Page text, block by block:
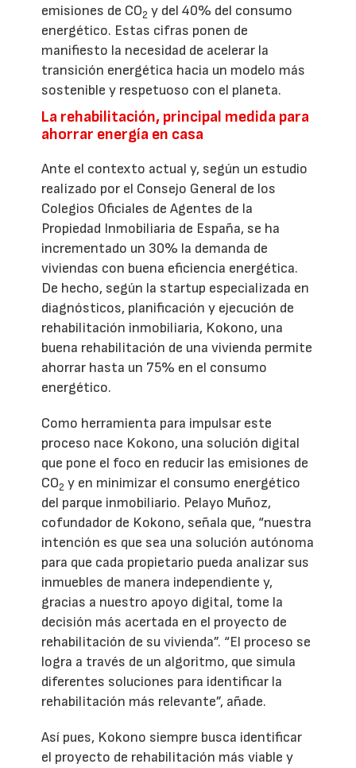
emisiones de CO2 y del 40% del consumo
energético. Estas cifras ponen de
manifiesto la necesidad de acelerar la
transición energética hacia un modelo más
sostenible y respetuoso con el planeta.
La rehabilitación, principal medida para
ahorrar energía en casa
Ante el contexto actual y, según un estudio
realizado por el Consejo General de los
Colegios Oficiales de Agentes de la
Propiedad Inmobiliaria de España, se ha
incrementado un 30% la demanda de
viviendas con buena eficiencia energética.
De hecho, según la startup especializada en
diagnósticos, planificación y ejecución de
rehabilitación inmobiliaria, Kokono, una
buena rehabilitación de una vivienda permite
ahorrar hasta un 75% en el consumo
energético.
Como herramienta para impulsar este
proceso nace Kokono, una solución digital
que pone el foco en reducir las emisiones de
CO2 y en minimizar el consumo energético
del parque inmobiliario. Pelayo Muñoz,
cofundador de Kokono, señala que, “nuestra
intención es que sea una solución autónoma
para que cada propietario pueda analizar sus
inmuebles de manera independiente y,
gracias a nuestro apoyo digital, tome la
decisión más acertada en el proyecto de
rehabilitación de su vivienda”. “El proceso se
logra a través de un algoritmo, que simula
diferentes soluciones para identificar la
rehabilitación más relevante”, añade.
Así pues, Kokono siempre busca identificar
el proyecto de rehabilitación más viable y